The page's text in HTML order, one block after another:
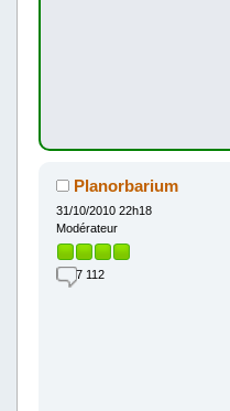
Planorbarium
31/10/2010 22h18
Modérateur
7 112